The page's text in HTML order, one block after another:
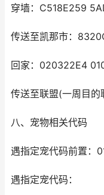
穿墙：C518E259
传送至凯那市：
回家：020322E4
传送至联盟(一周目
八、宠物相关代码
遇指定宠代码前置：
遇指定宠代码：